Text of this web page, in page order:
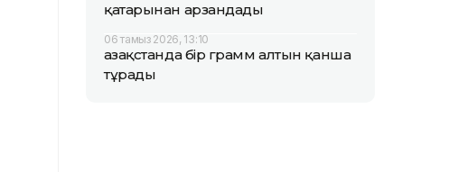
қатарынан арзандады
06 тамыз 2026, 13:10
Қазақстанда бір грамм алтын қанша
тұрады